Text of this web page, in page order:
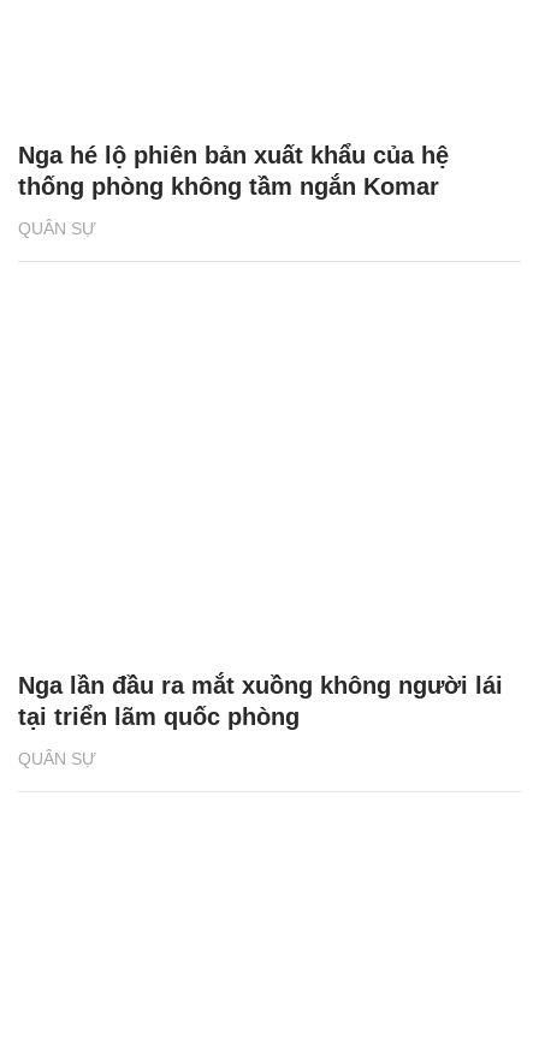
QUÂN SỰ
Nga hé lộ phiên bản xuất khẩu của hệ
thống phòng không tầm ngắn Komar
QUÂN SỰ
Nga lần đầu ra mắt xuồng không người lái
tại triển lãm quốc phòng